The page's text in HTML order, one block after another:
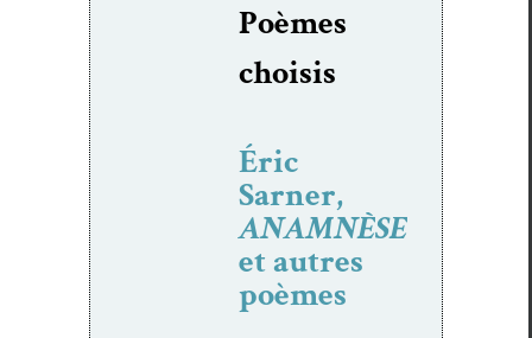
Poèmes
choi­sis
Éric
Sarner,
ANAMNÈSE
et autres
poèmes